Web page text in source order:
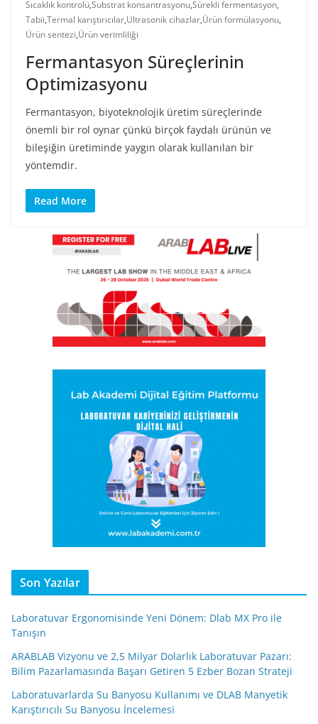
Sıcaklık kontrolü,Substrat konsantrasyonu,Sürekli fermentasyon,
Tabii,Termal karıştırıcılar,Ultrasonik cihazlar,Ürün formülasyonu,
Ürün sentezi,Ürün verimliliği
Fermantasyon Süreçlerinin
Optimizasyonu
Fermantasyon, biyoteknolojik üretim süreçlerinde
önemli bir rol oynar çünkü birçok faydalı ürünün ve
bileşiğin üretiminde yaygın olarak kullanılan bir
yöntemdir.
Read More
Son Yazılar
Laboratuvar Ergonomisinde Yeni Dönem: Dlab MX Pro ile
Tanışın
ARABLAB Vizyonu ve 2,5 Milyar Dolarlık Laboratuvar Pazarı:
Bilim Pazarlamasında Başarı Getiren 5 Ezber Bozan Strateji
Laboratuvarlarda Su Banyosu Kullanımı ve DLAB Manyetik
Karıştırıcılı Su Banyosu İncelemesi